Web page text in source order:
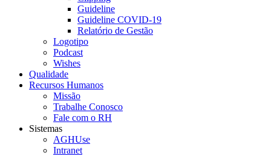
Guideline
Guideline COVID-19
Relatório de Gestão
Logotipo
Podcast
Wishes
Qualidade
Recursos Humanos
Missão
Trabalhe Conosco
Fale com o RH
Sistemas
AGHUse
Intranet